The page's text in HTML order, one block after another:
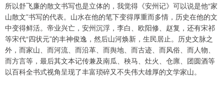
所以舒飞廉的散文书写也是立体的，我觉得《安州记》可以说是他“家
山散文”书写的代表。山水在他的笔下变得厚重而多情，历史在他的文
中变得鲜活。帝业兴亡，安州沉浮，李白、欧阳修、赵复，还有宋祁
等宋代“四状元”的丰神俊逸，然后山河焕新，生民居止。历史文脉之
外，而家山、而河流、而沿革、而舆地、而古迹、而风俗、而人物、
而方言等，最后其文本记传兼及南瓜、秧马、灶火、仓廪、团圆酒等
以百科全书式视角呈现了丰富琐碎又不失伟大雄厚的文学家山。